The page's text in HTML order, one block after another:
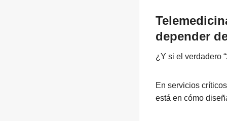
depender
¿Y si el verdadero
En servicios
está en cómo